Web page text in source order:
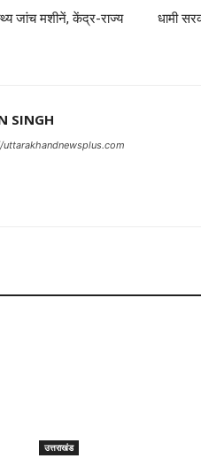
जांच मशीनें, केंद्र-राज्य
धामी
SINGH
उत्तराखंड